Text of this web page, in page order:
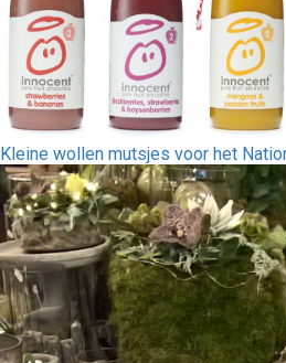
Kleine wollen mutsjes voor het